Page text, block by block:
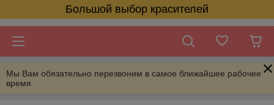
Большой выбор красителей
Мы Вам обязательно перезвоним в самое ближайшее рабочее
время